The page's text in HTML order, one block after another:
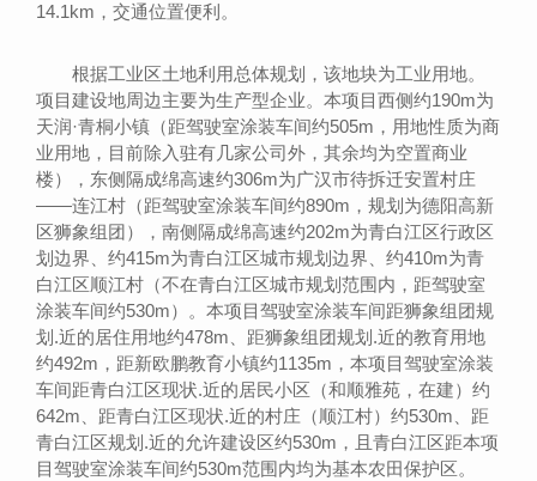
14.1km，交通位置便利。
根据工业区土地利用总体规划，该地块为工业用地。
项目建设地周边主要为生产型企业。本项目西侧约190m为
天润·青桐小镇（距驾驶室涂装车间约505m，用地性质为商
业用地，目前除入驻有几家公司外，其余均为空置商业
楼），东侧隔成绵高速约306m为广汉市待拆迁安置村庄
——连江村（距驾驶室涂装车间约890m，规划为德阳高新
区狮象组团），南侧隔成绵高速约202m为青白江区行政区
划边界、约415m为青白江区城市规划边界、约410m为青
白江区顺江村（不在青白江区城市规划范围内，距驾驶室
涂装车间约530m）。本项目驾驶室涂装车间距狮象组团规
划.近的居住用地约478m、距狮象组团规划.近的教育用地
约492m，距新欧鹏教育小镇约1135m，本项目驾驶室涂装
车间距青白江区现状.近的居民小区（和顺雅苑，在建）约
642m、距青白江区现状.近的村庄（顺江村）约530m、距
青白江区规划.近的允许建设区约530m，且青白江区距本项
目驾驶室涂装车间约530m范围内均为基本农田保护区。